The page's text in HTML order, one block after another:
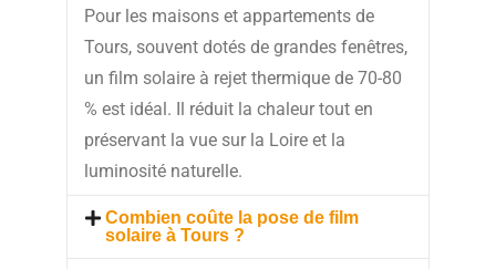
Pour les maisons et appartements de
Tours, souvent dotés de grandes fenêtres,
un film solaire à rejet thermique de 70-80
% est idéal. Il réduit la chaleur tout en
préservant la vue sur la Loire et la
luminosité naturelle.
Combien coûte la pose de film
solaire à Tours ?